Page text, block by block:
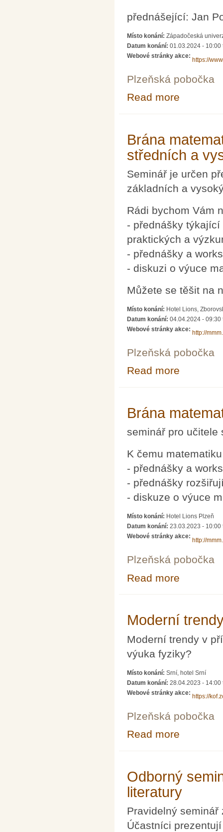
přednášející: Jan
Místo konání: Západočeská
Datum konání: 01.03.2024 - 10:00
Webové stránky akce:
https://
Plzeňská pobočka
Read more
Brána
středních a
Seminář je určen
základních a
Rádi bychom Vám
- přednášky
praktických a
- přednášky a
- diskuzi o výuce
Můžete se těšit na
Místo konání: Hotel Lions,
Datum konání: 04.04.2024 - 09:30
Webové stránky akce:
http://
Plzeňská pobočka
Read more
Brána
seminář pro učitele
K čemu
- přednášky a
- přednášky
- diskuze o výuce
Místo konání: Hotel Lions Plzeň
Datum konání: 23.03.2023 - 10:00
Webové stránky akce:
http://
Plzeňská pobočka
Read more
Moderní
Moderní trendy v
výuka fyziky?
Místo konání: Srní, hotel Srní
Datum konání: 28.04.2023 - 14:00
Webové stránky akce:
https://
Plzeňská pobočka
Read more
Odborný
literatury
Pravidelný
Účastníci